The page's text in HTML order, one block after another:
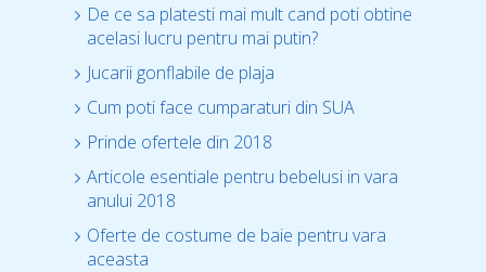
De ce sa platesti mai mult cand poti obtine
acelasi lucru pentru mai putin?
Jucarii gonflabile de plaja
Cum poti face cumparaturi din SUA
Prinde ofertele din 2018
Articole esentiale pentru bebelusi in vara
anului 2018
Oferte de costume de baie pentru vara
aceasta